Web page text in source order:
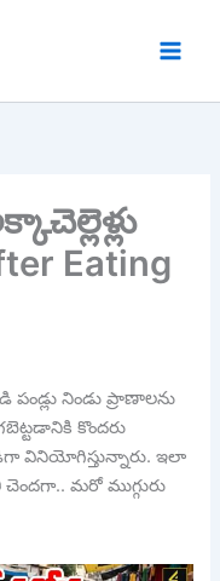
Eating
నిండు ప్రాణాలను
కొందరు
వినియోగిస్తున్నారు. ఇలా
మరో ముగ్గురు